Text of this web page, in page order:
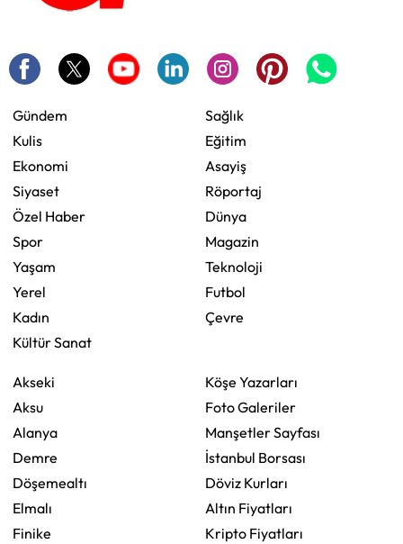
Gündem
Kulis
Ekonomi
Siyaset
Özel Haber
Spor
Yaşam
Yerel
Kadın
Kültür Sanat
Sağlık
Eğitim
Asayiş
Röportaj
Dünya
Magazin
Teknoloji
Futbol
Çevre
Akseki
Aksu
Alanya
Demre
Döşemealtı
Elmalı
Finike
Köşe Yazarları
Foto Galeriler
Manşetler Sayfası
İstanbul Borsası
Döviz Kurları
Altın Fiyatları
Kripto Fiyatları